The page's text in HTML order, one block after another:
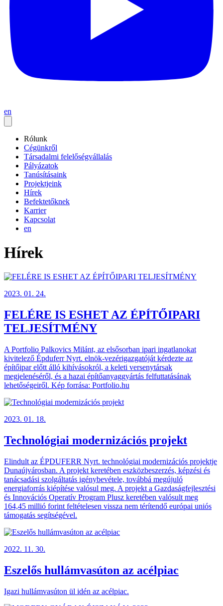
en
Rólunk
Cégünkről
Társadalmi felelőségvállalás
Pályázatok
Tanúsításaink
Projektjeink
Hírek
Befektetőknek
Karrier
Kapcsolat
en
Hírek
2023. 01. 24.
FELÉRE IS ESHET AZ ÉPÍTŐIPARI
TELJESÍTMÉNY
A Portfolio Palkovics Milánt, az elsősorban ipari ingatlanokat
kivitelező Épduferr Nyrt. elnök-vezérigazgatóját kérdezte az
építőipar előtt álló kihívásokról, a keleti versenytársak
megjelenéséről, és a hazai építőanyaggyártás felfuttatásának
lehetőségeiről. Kép forrása: Portfolio.hu
2023. 01. 18.
Technológiai modernizációs projekt
Elindult az ÉPDUFERR Nyrt. technológiai modernizációs projektje
Dunaújvárosban. A projekt keretében eszközbeszerzés, képzési és
tanácsadási szolgáltatás igénybevétele, továbbá megújuló
energiaforrás kiépítése valósul meg. A projekt a Gazdaságfejlesztési
és Innovációs Operatív Program Plusz keretében valósult meg
164,45 millió forint feltételesen vissza nem térítendő európai uniós
támogatás segítségével.
2022. 11. 30.
Eszelős hullámvasúton az acélpiac
Igazi hullámvasúton ül idén az acélpiac.